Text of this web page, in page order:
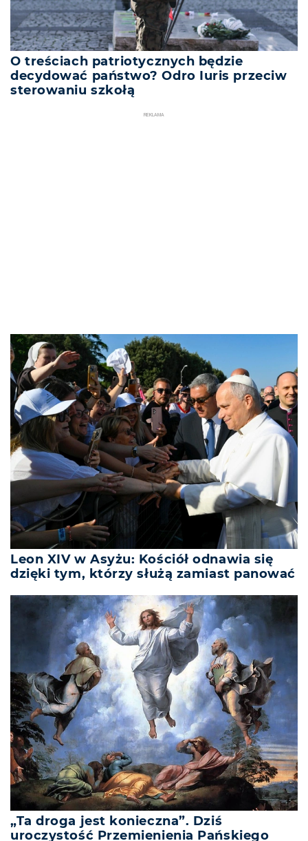
O treściach patriotycznych będzie
decydować państwo? Odro Iuris przeciw
sterowaniu szkołą
REKLAMA
Leon XIV w Asyżu: Kościół odnawia się
dzięki tym, którzy służą zamiast panować
„Ta droga jest konieczna”. Dziś
uroczystość Przemienienia Pańskiego